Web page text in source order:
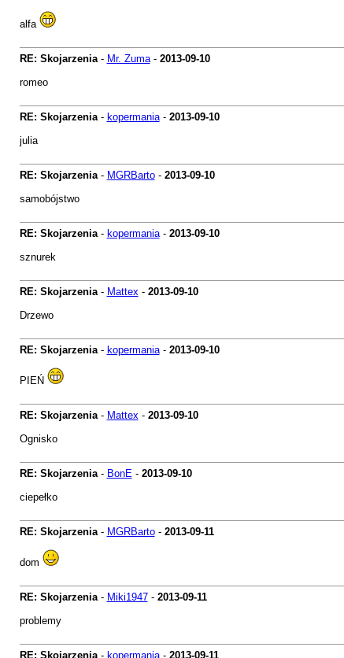
alfa
RE: Skojarzenia- Mr. Zuma- 2013-09-10
romeo
RE: Skojarzenia- kopermania- 2013-09-10
julia
RE: Skojarzenia- MGRBarto- 2013-09-10
samobójstwo
RE: Skojarzenia- kopermania- 2013-09-10
sznurek
RE: Skojarzenia- Mattex- 2013-09-10
Drzewo
RE: Skojarzenia- kopermania- 2013-09-10
PIEŃ
RE: Skojarzenia- Mattex- 2013-09-10
Ognisko
RE: Skojarzenia- BonE- 2013-09-10
ciepełko
RE: Skojarzenia- MGRBarto- 2013-09-11
dom
RE: Skojarzenia- Miki1947- 2013-09-11
problemy
RE: Skojarzenia- kopermania- 2013-09-11